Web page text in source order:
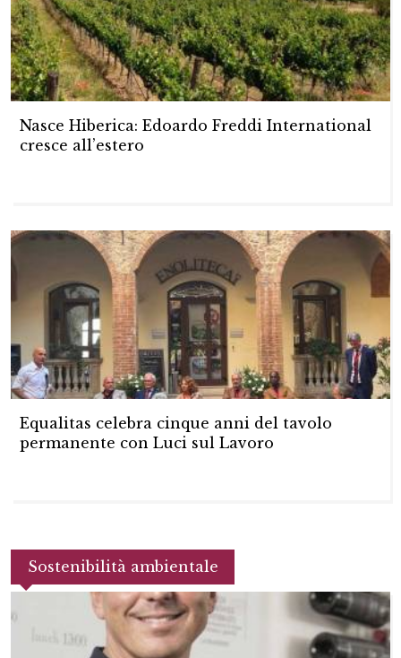
Nasce Hiberica: Edoardo Freddi International
cresce all’estero
Equalitas celebra cinque anni del tavolo
permanente con Luci sul Lavoro
Sostenibilità ambientale